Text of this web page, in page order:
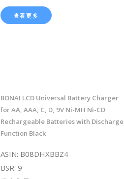
查看更多
BONAI LCD Universal Battery Charger
for AA, AAA, C, D, 9V Ni-MH Ni-CD
Rechargeable Batteries with Discharge
Function Black
ASIN: B08DHXBBZ4
BSR: 9